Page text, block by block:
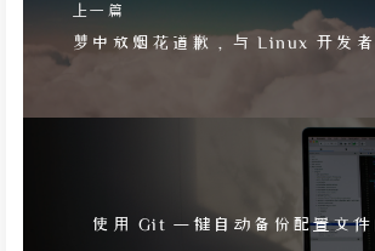
上一篇
梦中放烟花道歉，与 Linux 开发
使用 Git 一键自动备份配置文件